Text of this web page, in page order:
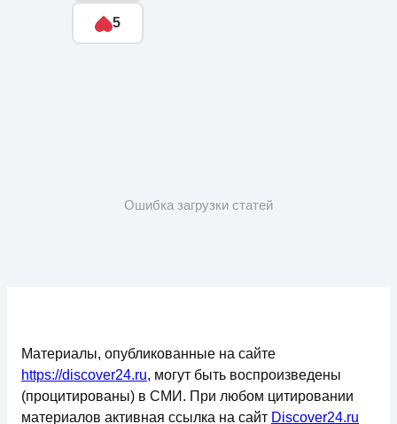
5
Ошибка загрузки статей
Материалы, опубликованные на сайте
https://discover24.ru, могут быть воспроизведены
(процитированы) в СМИ. При любом цитировании
материалов активная ссылка на сайт Discover24.ru